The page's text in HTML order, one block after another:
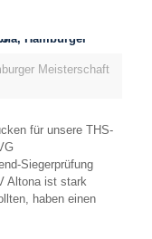
Meisterschaft
für unsere THS-
Siegerprüfung
Altona ist stark
haben einen